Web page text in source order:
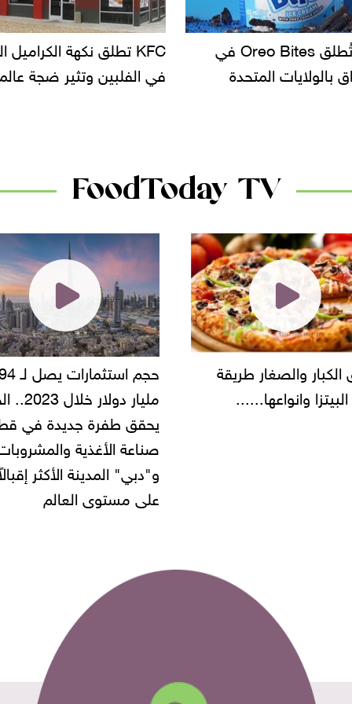
KFC تطلق نكهة الكراميل المملح
في الفلبين وتثير ضجة عالمية
دعوات للتحقيق في
سحب بعض ألبان
FoodToday TV
مليار دولار خلال 2023.. الخليج
يحقق طفرة جديدة في قطاع
صناعة الأغذية والمشروبات..
"أمن القاهرة"
شركة مطاعم
أموال